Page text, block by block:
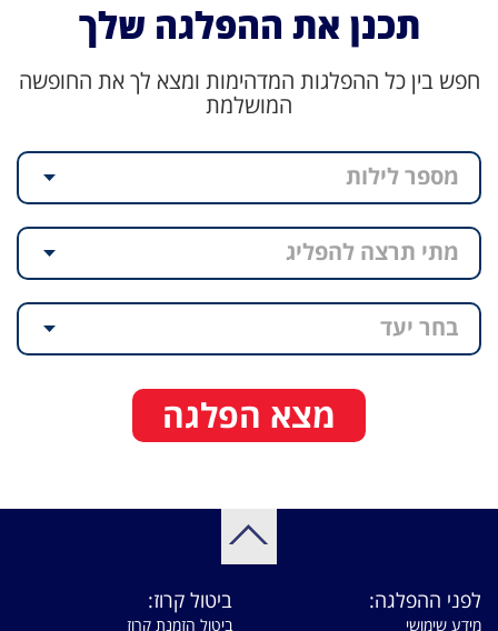
תכנן את ההפלגה שלך
חפש בין כל ההפלגות המדהימות ומצא לך את החופשה
המושלמת
מספר לילות
מתי תרצה להפליג
בחר יעד
מצא הפלגה
לפני ההפלגה:
מידע שימושי
ביטול קרוז:
ביטול הזמנת קרוז